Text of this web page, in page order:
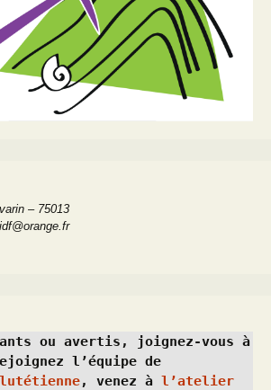
– 75013
ou avertis, joignez-vous à
, venez à l’atelier